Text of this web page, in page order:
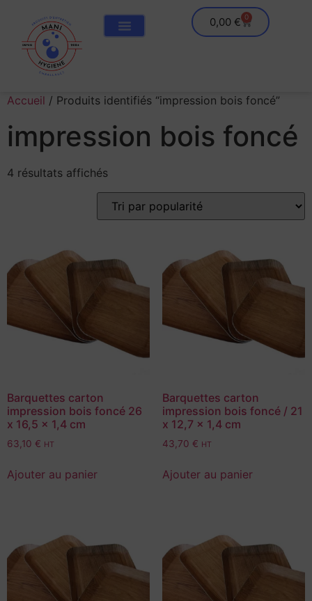
0,00 € 0
Accueil / Produits identifiés “impression bois foncé”
impression bois foncé
4 résultats affichés
Barquettes carton
impression bois foncé 26
x 16,5 x 1,4 cm
63,10 € HT
Ajouter au panier
Barquettes carton
impression bois foncé / 21
x 12,7 x 1,4 cm
43,70 € HT
Ajouter au panier